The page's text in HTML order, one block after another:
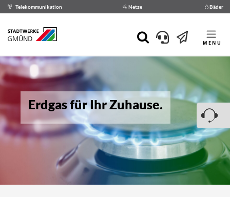
Telekommunikation Netze Bäder
MENU
Erdgas für Ihr Zuhause.